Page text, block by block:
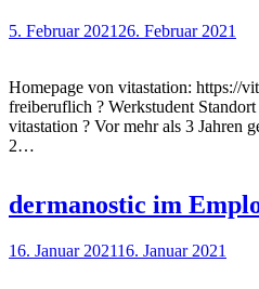
5. Februar 2021 26. Februar 2021
Homepage von vitastation: https://
freiberuflich ? Werkstudent
vitastation ? Vor mehr als 3 Jahren
2…
dermanostic im
16. Januar 202116. Januar 2021